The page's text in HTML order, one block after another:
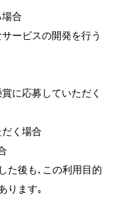
合
ービスの開発を行う
に応募していただく
く場合
た後も､この利用目的
ります｡